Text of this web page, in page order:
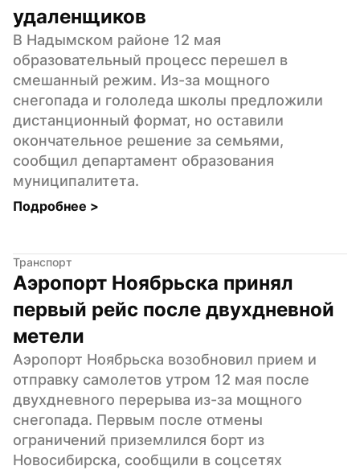
удаленщиков
В Надымском районе 12 мая
образовательный процесс перешел в
смешанный режим. Из-за мощного
снегопада и гололеда школы предложили
дистанционный формат, но оставили
окончательное решение за семьями,
сообщил департамент образования
муниципалитета.
Подробнее >
Транспорт
Аэропорт Ноябрьска принял
первый рейс после двухдневной
метели
Аэропорт Ноябрьска возобновил прием и
отправку самолетов утром 12 мая после
двухдневного перерыва из-за мощного
снегопада. Первым после отмены
ограничений приземлился борт из
Новосибирска, сообщили в соцсетях